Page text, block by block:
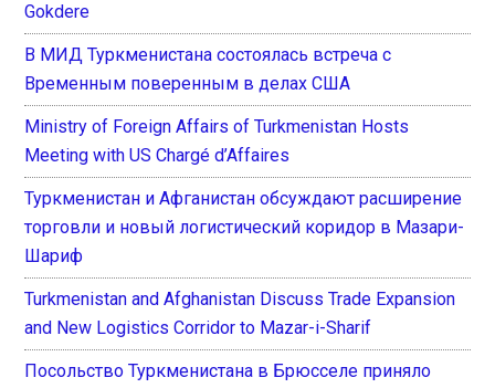
Gokdere
В МИД Туркменистана состоялась встреча с
Временным поверенным в делах США
Ministry of Foreign Affairs of Turkmenistan Hosts
Meeting with US Chargé d’Affaires
Туркменистан и Афганистан обсуждают расширение
торговли и новый логистический коридор в Мазари-
Шариф
Turkmenistan and Afghanistan Discuss Trade Expansion
and New Logistics Corridor to Mazar-i-Sharif
Посольство Туркменистана в Брюсселе приняло